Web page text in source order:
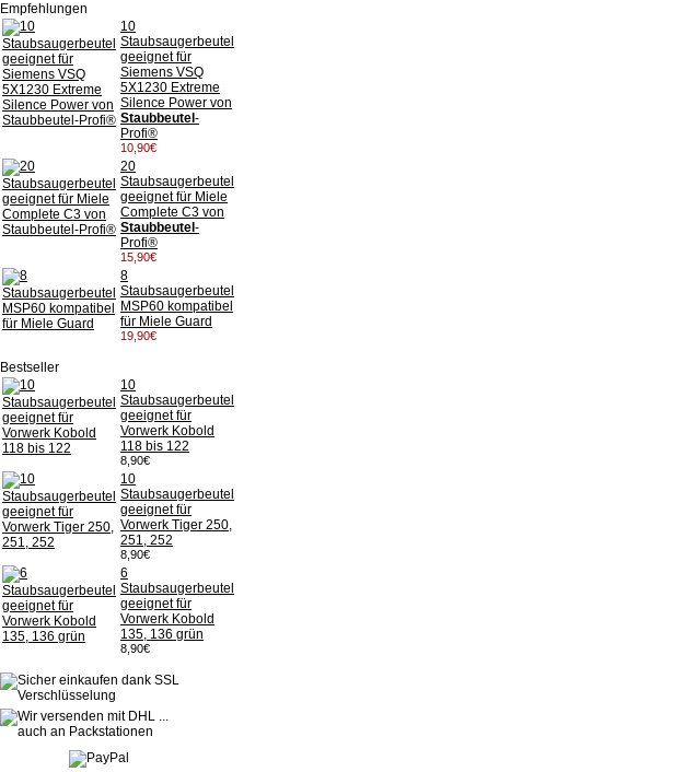
Empfehlungen
10
Staubsaugerbeutel
geeignet für
Siemens VSQ
5X1230 Extreme
Silence Power von
Staubbeutel -
Profi®
10,90€
20
Staubsaugerbeutel
geeignet für Miele
Complete C3 von
Staubbeutel -
Profi®
15,90€
8
Staubsaugerbeutel
MSP60 kompatibel
für Miele Guard
19,90€
Bestseller
10
Staubsaugerbeutel
geeignet für
Vorwerk Kobold
118 bis 122
8,90€
10
Staubsaugerbeutel
geeignet für
Vorwerk Tiger 250,
251, 252
8,90€
6
Staubsaugerbeutel
geeignet für
Vorwerk Kobold
135, 136 grün
8,90€